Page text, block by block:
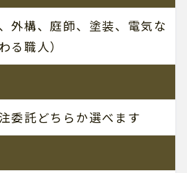
外構、庭師、塗装、電気な
る職人）
委託どちらか選べます